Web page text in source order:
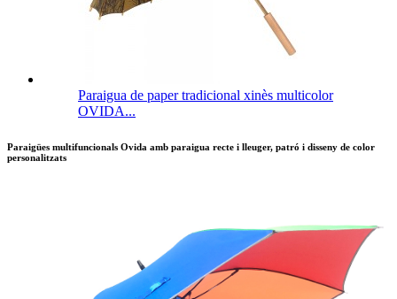
Paraigua de paper tradicional xinès multicolor
OVIDA...
Paraigües multifuncionals Ovida amb paraigua recte i lleuger, patró i disseny de color
personalitzats